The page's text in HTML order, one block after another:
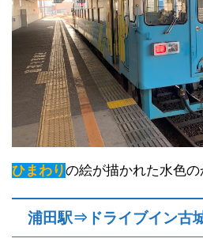
ひまわりの絵が描かれた水色の
浦田駅⇒ドライブイン古